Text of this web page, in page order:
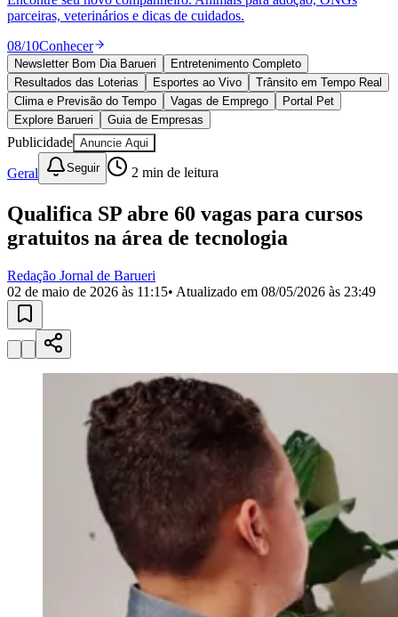
JulioJardim LíbanoJardim Maria CristinaJardim Maria HelenaJardim
MutingaJardim ParaísoJardim PaulistaJardim Reginalice
Jardim São Pedro
TupãJardim TupanciMutingaNova AldeinhaOsascoParque dos
CamargosParque ImperialParque Santa LuziaParque Viana
do Bom JesusRecanto PhrynéaSantana de
Parnaíba SilveiraTamboréVale do SolVila Barros Vila Boa Vista
do CondeVila Engenho NovoVila Márcia
EscadaVila PortoVotupoca
Para Sua Empresa
Anuncie no Portal
Divulgar VagasNovo
Publicidade Legal
Turismo
Segurança Regional
Cidades da Região
AraçariguamaCajamarCaieiras
Francisco MoratoTaboão da SerraEmbu das Artes
Para Sua Empresa
Anuncie Regional
Guia de Empresas
Vagas na Região
Novo
Hub de Negócios
Guia Comercial
Selo Verificado
Portal Educacional
Agenda de Vestibulares
Vagas de Emprego
parceiras, veterinários e dicas de cuidados.
08/10Conhecer
Newsletter Bom Dia Barueri
Entretenimento Completo
Resultados das Loterias
Esportes ao Vivo
Trânsito em Tempo Real
Clima e Previsão do Tempo
Vagas de Emprego
Portal Pet
Explore Barueri
Guia de Empresas
Publicidade Anuncie Aqui
Geral Seguir 2 min de leitura
Qualifica SP abre 60 vagas para cursos
gratuitos na área de tecnologia
Redação Jornal de Barueri
02 de maio de 2026 às 11:15• Atualizado em 08/05/2026 às 23:49